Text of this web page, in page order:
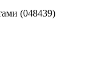
(048439)